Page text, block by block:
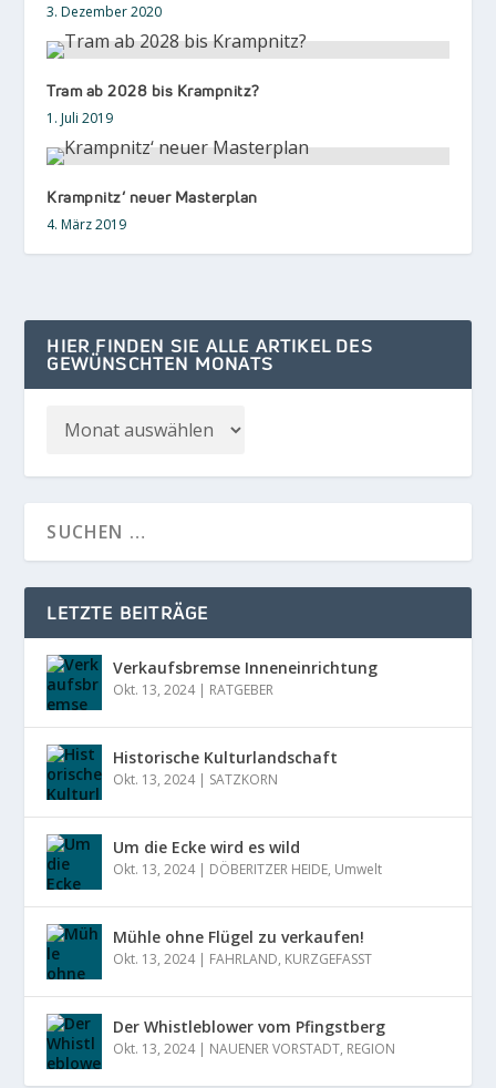
3. Dezember 2020
Tram ab 2028 bis Krampnitz?
1. Juli 2019
Krampnitz‘ neuer Masterplan
4. März 2019
HIER FINDEN SIE ALLE ARTIKEL DES
GEWÜNSCHTEN MONATS
LETZTE BEITRÄGE
Verkaufsbremse Inneneinrichtung
Okt. 13, 2024| RATGEBER
Historische Kulturlandschaft
Okt. 13, 2024| SATZKORN
Um die Ecke wird es wild
Okt. 13, 2024| DÖBERITZER HEIDE, Umwelt
Mühle ohne Flügel zu verkaufen!
Okt. 13, 2024| FAHRLAND, KURZGEFASST
Der Whistleblower vom Pfingstberg
Okt. 13, 2024| NAUENER VORSTADT, REGION